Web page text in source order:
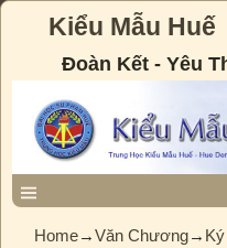
Kiểu Mẫu Huế
Đoàn Kết - Yêu
Home→Văn Chương→